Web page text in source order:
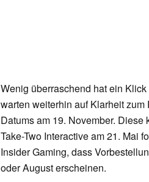
Wenig überraschend hat ein
warten weiterhin auf Klarheit
Datums am 19. November.
Take-Two Interactive am 21. Mai
Insider Gaming, dass
oder August erscheinen.